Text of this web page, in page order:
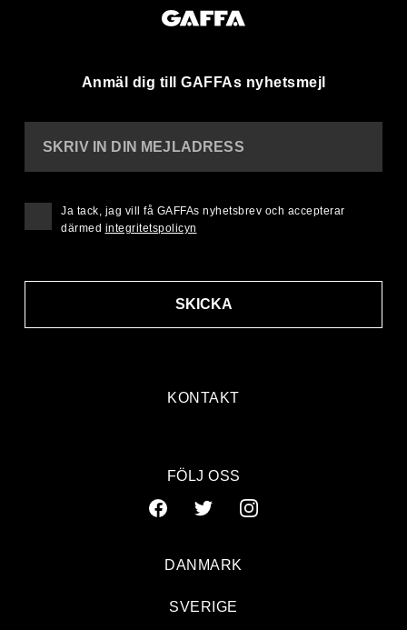
Anmäl dig till GAFFAs nyhetsmejl
KONTAKT
SKRIV IN DIN MEJLADRESS
SKICKA
Ja tack, jag vill få GAFFAs nyhetsbrev och accepterar
därmed integritetspolicyn
FÖLJ OSS
DANMARK
SVERIGE